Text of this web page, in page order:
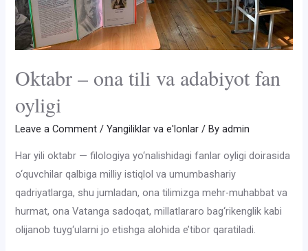
Oktabr – ona tili va adabiyot fan
oyligi
Leave a Comment /Yangiliklar va e'lonlar / Byadmin
Har yili oktabr — filologiya yo‘nalishidagi fanlar oyligi doirasida
o‘quvchilar qalbiga milliy istiqlol va umumbashariy
qadriyatlarga, shu jumladan, ona tilimizga mehr-muhabbat va
hurmat, ona Vatanga sadoqat, millatlararo bag‘rikenglik kabi
olijanob tuyg‘ularni jo etishga alohida e’tibor qaratiladi.